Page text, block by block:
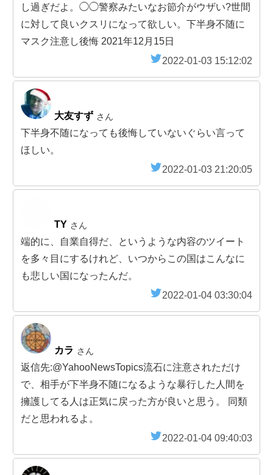
し過ぎだよ。◯◯警察みたいなお節介がウザい?世間
に対して良いクスリになって欲しい。下半身不随に
マスク注意し後悔 2021年12月15日
2022-01-03 15:12:02
大友すず さん
下半身不随になっても後悔していないぐらい言って
ほしい。
2022-01-03 21:20:05
TY さん
端的に、自業自得だ、というような内容のツイート
を多々目にするけれど、いつからこの国はこんなに
も悲しい国になったんだ。
2022-01-04 03:30:04
カラ さん
返信先:@YahooNewsTopics流石に注意されただけ
で、相手が下半身不随になるような暴行した人間を
擁護してる人は正気に戻った方が良いと思う。 同類
だと思われるよ。
2022-01-04 09:40:03